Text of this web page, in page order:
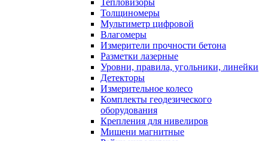
Тепловизоры
Толщиномеры
Мультиметр цифровой
Влагомеры
Измерители прочности бетона
Разметки лазерные
Уровни, правила, угольники, линейки
Детекторы
Измерительное колесо
Комплекты геодезического
оборудования
Крепления для нивелиров
Мишени магнитные